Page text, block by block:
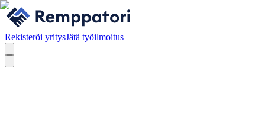
Rekisteröi yritysJätä työilmoitus